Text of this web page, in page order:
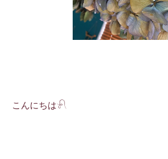
こんにちは𓍯